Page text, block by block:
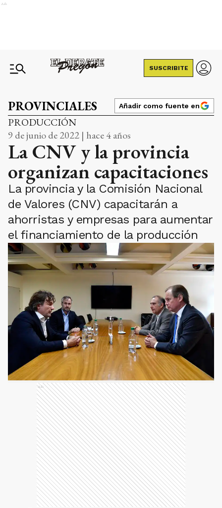
Ads
SUSCRIBITE
PROVINCIALES Añadir como fuente en
PRODUCCIÓN
9 de junio de 2022 | hace 4 años
La CNV y la provincia
organizan capacitaciones
La provincia y la Comisión Nacional
de Valores (CNV) capacitarán a
ahorristas y empresas para aumentar
el financiamiento de la producción
Ads